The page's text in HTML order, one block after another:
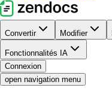
Convertir Modifier
Fonctionnalités IA
Connexion
open navigation menu